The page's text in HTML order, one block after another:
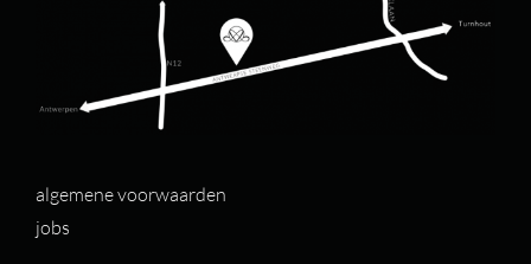
algemene voorwaarden
jobs